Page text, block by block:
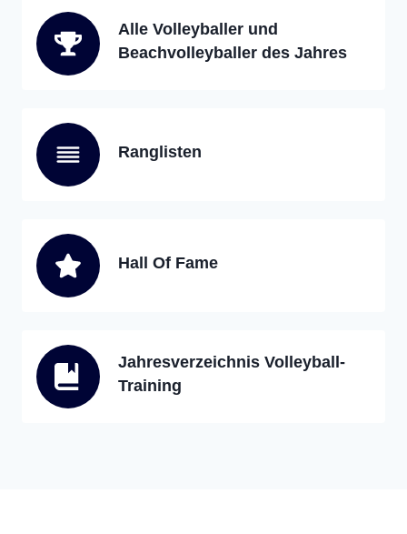
Alle Volleyballer und
Beachvolleyballer des Jahres
Ranglisten
Hall Of Fame
Jahresverzeichnis Volleyball-
Training